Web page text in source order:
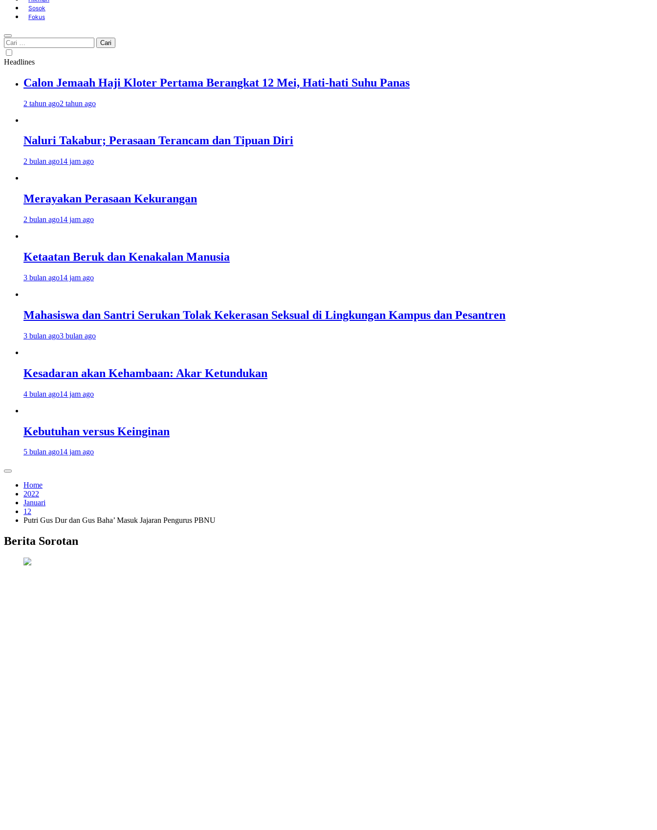
Sosok
Fokus
Cari
untuk:
Headlines
Calon Jemaah Haji Kloter Pertama Berangkat 12 Mei, Hati-hati Suhu Panas
2 tahun ago2 tahun ago
Naluri Takabur; Perasaan Terancam dan Tipuan Diri
2 bulan ago14 jam ago
Merayakan Perasaan Kekurangan
2 bulan ago14 jam ago
Ketaatan Beruk dan Kenakalan Manusia
3 bulan ago14 jam ago
Mahasiswa dan Santri Serukan Tolak Kekerasan Seksual di Lingkungan Kampus dan Pesantren
3 bulan ago3 bulan ago
Kesadaran akan Kehambaan: Akar Ketundukan
4 bulan ago14 jam ago
Kebutuhan versus Keinginan
5 bulan ago14 jam ago
Home
2022
Januari
12
Putri Gus Dur dan Gus Baha’ Masuk Jajaran Pengurus PBNU
Berita Sorotan